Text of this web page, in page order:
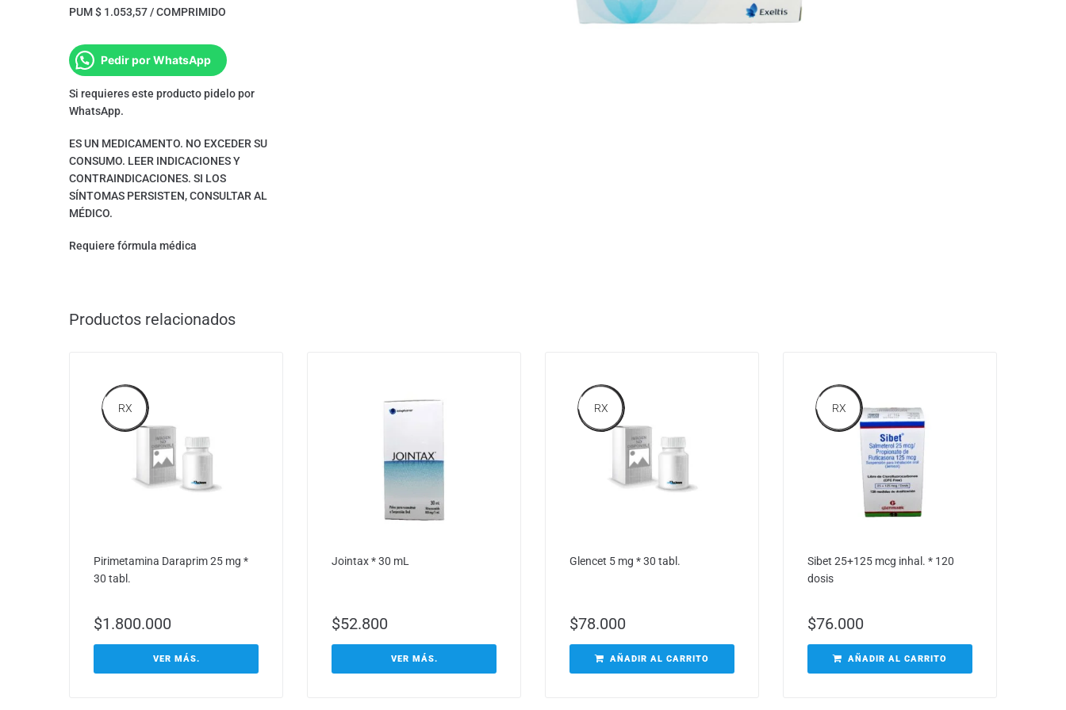
PUM $ 1.053,57 / COMPRIMIDO
Pedir por WhatsApp
Si requieres este producto pidelo por
WhatsApp.
ES UN MEDICAMENTO. NO EXCEDER SU
CONSUMO. LEER INDICACIONES Y
CONTRAINDICACIONES. SI LOS
SÍNTOMAS PERSISTEN, CONSULTAR AL
MÉDICO.
Requiere fórmula médica
Productos relacionados
RX
Pirimetamina Daraprim 25 mg *
30 tabl.
$1.800.000
VER MÁS.
Jointax * 30 mL
$52.800
VER MÁS.
RX
Glencet 5 mg * 30 tabl.
$78.000
AÑADIR AL CARRITO
RX
Sibet 25+125 mcg inhal. * 120
dosis
$76.000
AÑADIR AL CARRITO